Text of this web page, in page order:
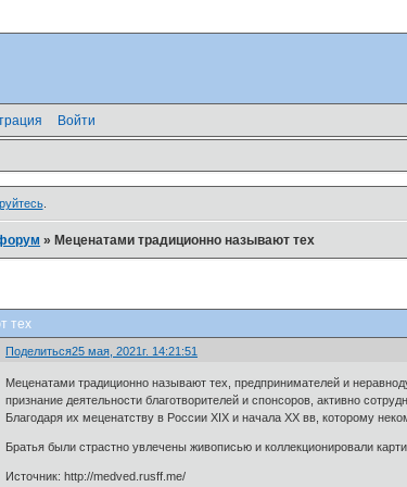
Войти
.
»Меценатами традиционно называют тех
тех
Поделиться25 мая, 2021г. 14:21:51
Меценатами традиционно называют тех, предпринимателей и
признание деятельности благотвори­телей и спонсоров, активно
Благодаря их меценатству в России XIX и начала XX вв, которому
Братья были страстно увлечены живописью и коллекционировали
Источник: http://medved.rusff.me/